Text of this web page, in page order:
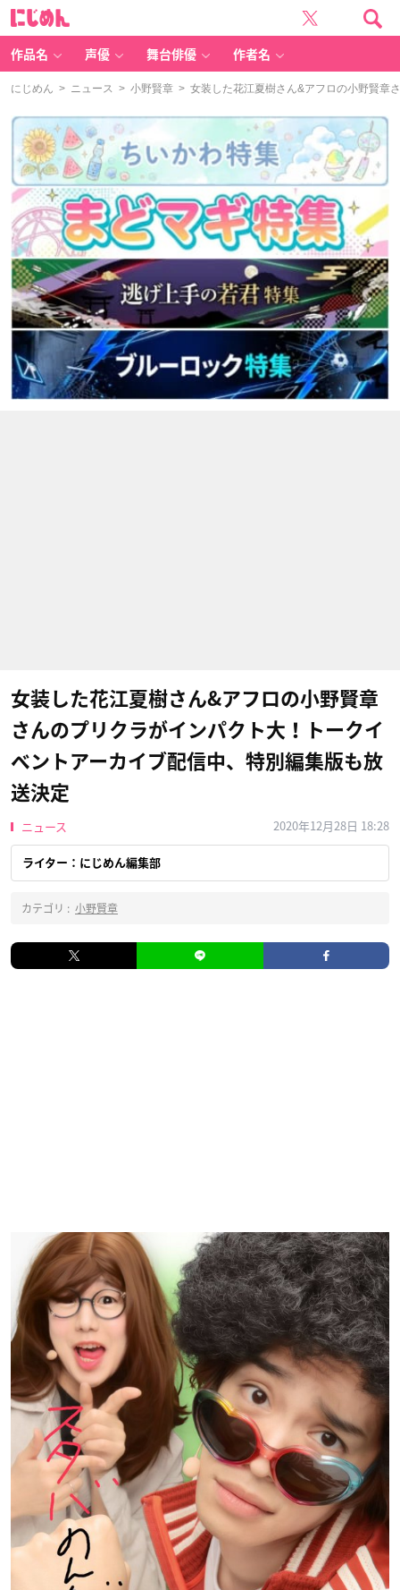
作品名 声優 舞台俳優 作者名
にじめん > ニュース > 小野賢章 > 女装した花江夏樹さん&アフロの小野賢章
女装した花江夏樹さん&アフロの小野賢章
さんのプリクラがインパクト大！トークイ
ベントアーカイブ配信中、特別編集版も放
送決定
ニュース 2020年12月28日 18:28
ライター：にじめん編集部
カテゴリ : 小野賢章